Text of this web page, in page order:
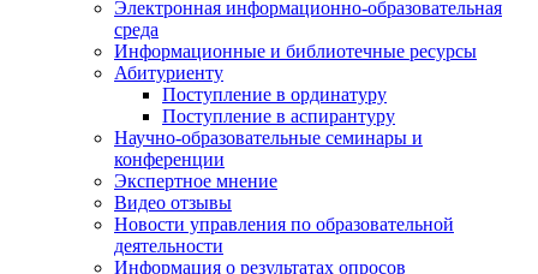
Электронная информационно-образовательная
среда
Информационные и библиотечные ресурсы
Абитуриенту
Поступление в ординатуру
Поступление в аспирантуру
Научно-образовательные семинары и
конференции
Экспертное мнение
Видео отзывы
Новости управления по образовательной
деятельности
Информация о результатах опросов